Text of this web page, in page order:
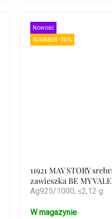
Nowość
SUMMER -30%
11921 MAY STORY
zawieszka BE MY
Ag925/1000; ≤2,12 g
W magazynie